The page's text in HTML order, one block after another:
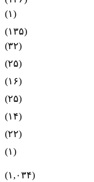
(۱)
(۱۳۵)
(۳۲)
(۲۵)
(۱۶)
(۲۵)
(۱۴)
(۲۲)
(۱)
(۱,۰۳۴)